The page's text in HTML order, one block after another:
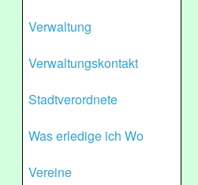
Verwaltung
Verwaltungskontakt
Stadtverordnete
Was erledige ich Wo
Vereine